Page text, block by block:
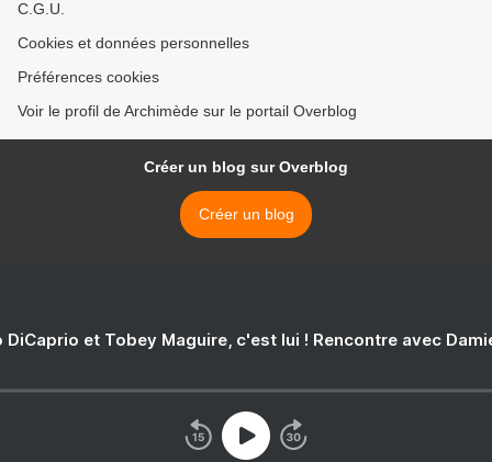
C.G.U.
Cookies et données personnelles
Préférences cookies
Voir le profil de Archimède sur le portail Overblog
Créer un blog sur Overblog
Créer un blog
DiCaprio et Tobey Maguire, c'est lui ! Rencontre avec